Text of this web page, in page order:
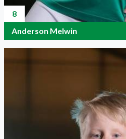
8
Anderson Melwin